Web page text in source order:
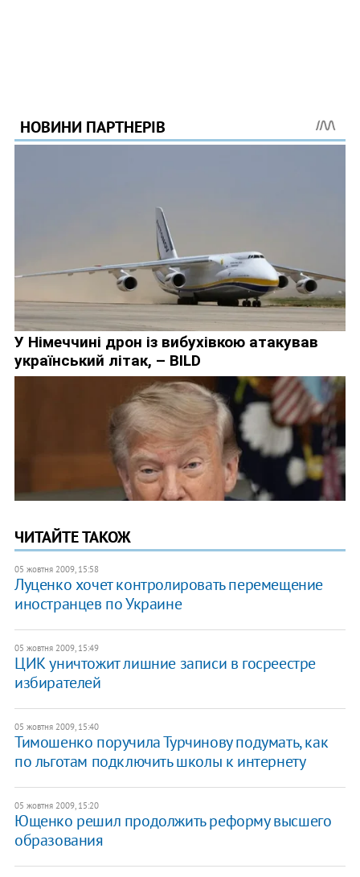
ЧИТАЙТЕ ТАКОЖ
05 жовтня 2009, 15:58
Луценко хочет контролировать перемещение
иностранцев по Украине
05 жовтня 2009, 15:49
ЦИК уничтожит лишние записи в госреестре
избирателей
05 жовтня 2009, 15:40
Тимошенко поручила Турчинову подумать, как
по льготам подключить школы к интернету
05 жовтня 2009, 15:20
Ющенко решил продолжить реформу высшего
образования